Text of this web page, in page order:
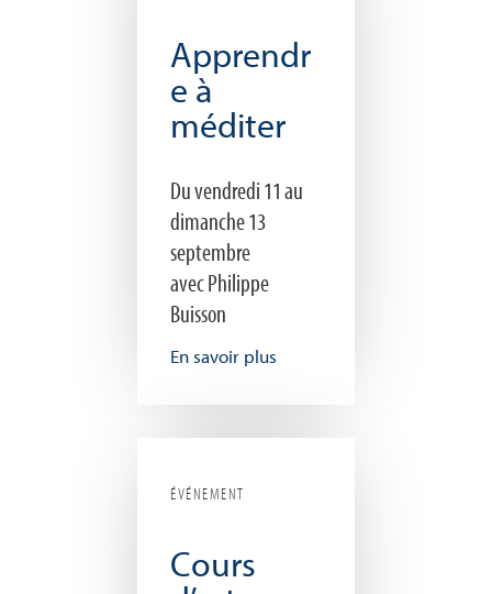
Apprendr
e à
méditer
Du vendredi 11 au
dimanche 13
septembre
avec Philippe
Buisson
En savoir plus
ÉVÉNEMENT
Cours